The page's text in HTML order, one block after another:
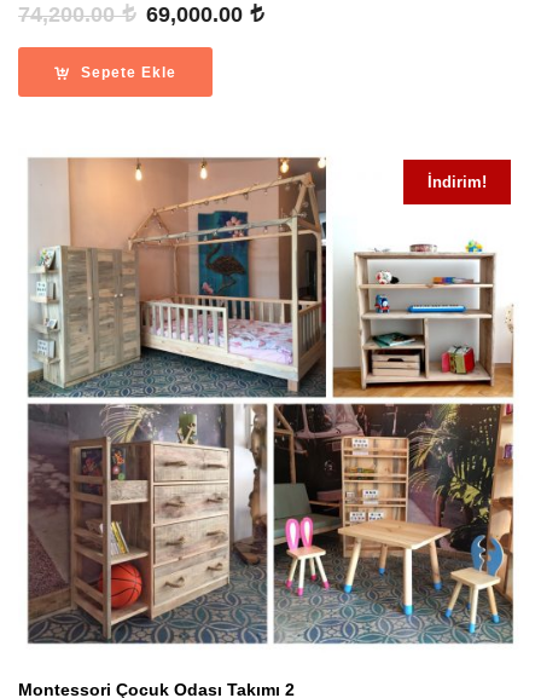
74,200.00
Orijinal
74,200.00 .
69,000.00
Sepete Ekle
İndirim!
Montessori Çocuk Odası Takımı 2